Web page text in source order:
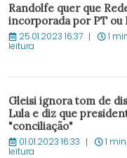
Randolfe quer que
incorporada por PT ou
25.01.2023 16:37 1
leitura
Gleisi ignora tom de
Lula e diz que
"conciliação"
01.01.2023 16:33 1
leitura